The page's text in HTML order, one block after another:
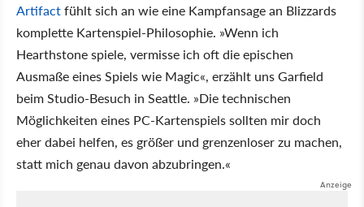
Artifactfühlt sich an wie eine Kampfansage an Blizzards
komplette Kartenspiel-Philosophie. »Wenn ich
Hearthstone spiele, vermisse ich oft die epischen
Ausmaße eines Spiels wie Magic«, erzählt uns Garfield
beim Studio-Besuch in Seattle. »Die technischen
Möglichkeiten eines PC-Kartenspiels sollten mir doch
eher dabei helfen, es größer und grenzenloser zu machen,
statt mich genau davon abzubringen.«